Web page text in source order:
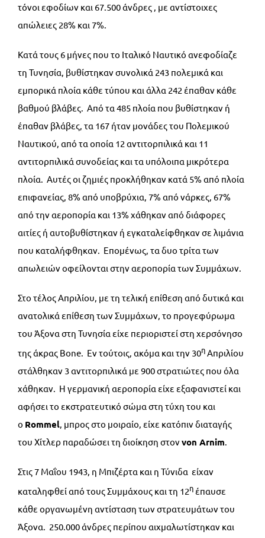
τόνοι εφοδίων και 67.500 άνδρες , με αντίστοιχες
απώλειες 28% και 7%.
Κατά τους 6 μήνες που το Ιταλικό Ναυτικό ανεφοδίαζε
τη Τυνησία, βυθίστηκαν συνολικά 243 πολεμικά και
εμπορικά πλοία κάθε τύπου και άλλα 242 έπαθαν κάθε
βαθμού βλάβες. Από τα 485 πλοία που βυθίστηκαν ή
έπαθαν βλάβες, τα 167 ήταν μονάδες του Πολεμικού
Ναυτικού, από τα οποία 12 αντιτορπιλικά και 11
αντιτορπιλικά συνοδείας και τα υπόλοιπα μικρότερα
πλοία. Αυτές οι ζημιές προκλήθηκαν κατά 5% από πλοία
επιφανείας, 8% από υποβρύχια, 7% από νάρκες, 67%
από την αεροπορία και 13% χάθηκαν από διάφορες
αιτίες ή αυτοβυθίστηκαν ή εγκαταλείφθηκαν σε λιμάνια
που καταλήφθηκαν. Επομένως, τα δυο τρίτα των
απωλειών οφείλονται στην αεροπορία των Συμμάχων.
Στο τέλος Απριλίου, με τη τελική επίθεση από δυτικά και
ανατολικά επίθεση των Συμμάχων, το προγεφύρωμα
του Άξονα στη Τυνησία είχε περιοριστεί στη χερσόνησο
της άκρας Bone. Εν τούτοις, ακόμα και την 30ηΑπριλίου
στάλθηκαν 3 αντιτορπιλικά με 900 στρατιώτες που όλα
χάθηκαν. Η γερμανική αεροπορία είχε εξαφανιστεί και
αφήσει το εκστρατευτικό σώμα στη τύχη του και
ο Rommel, μπρος στο μοιραίο, είχε κατόπιν διαταγής
του Χίτλερ παραδώσει τη διοίκηση στονvon Arnim.
Στις 7 Μαΐου 1943, η Μπιζέρτα και η Τύνιδα είχαν
καταληφθεί από τους Συμμάχους και τη 12ηέπαυσε
κάθε οργανωμένη αντίσταση των στρατευμάτων του
Άξονα. 250.000 άνδρες περίπου αιχμαλωτίστηκαν και